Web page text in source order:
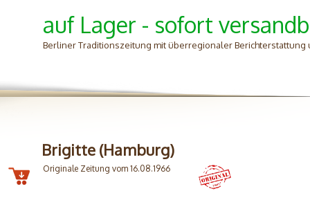
auf Lager - sofort
Berliner Traditionszeitung mit überregionaler
Brigitte (Hamburg)
Originale Zeitung vom 16.08.1966